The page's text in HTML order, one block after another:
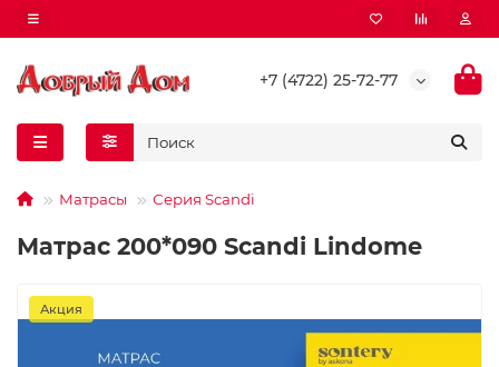
+7 (4722) 25-72-77
Матрасы Серия Scandi
Матрас 200*090 Scandi Lindome
Акция